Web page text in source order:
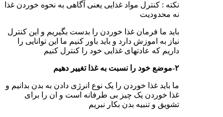
نکته : کنترل مواد غذایی یعنی آگاهی به نحوه خوردن غذا
نه محدودیت
باید ما فرمان غذا خوردن را بدست بگیریم و این کنترل
نیاز به اموزش دارد و باید باور کنیم ما این توانایی را
داریم که عادتهای غذایی خود را کنترل کنیم
۲-موضع خود را نسبت به غذا تغییر دهیم
ما باید غذا خوردن را یک نوع انرژی دادن به بدن بدانیم و
غذا خوردن یک چیز بی طرفانه است و ان را برای
تشویق و تنبیه بدن بکار نبریم